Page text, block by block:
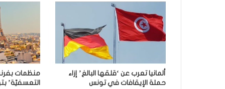
ألمانيا تعرب عن ‘قلقها البالغ’ إزاء
حملة الإيقافات في تونس
منظمات
التعسفيّة’